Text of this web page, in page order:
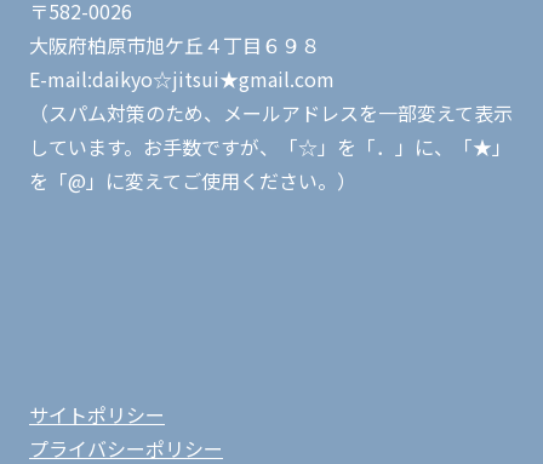
〒582-0026
大阪府柏原市旭ケ丘４丁目６９８
E-mail:daikyo☆jitsui★gmail.com
（スパム対策のため、メールアドレスを一部変えて表示
しています。お手数ですが、「☆」を「．」に、「★」
を「@」に変えてご使用ください。）
サイトポリシー
プライバシーポリシー